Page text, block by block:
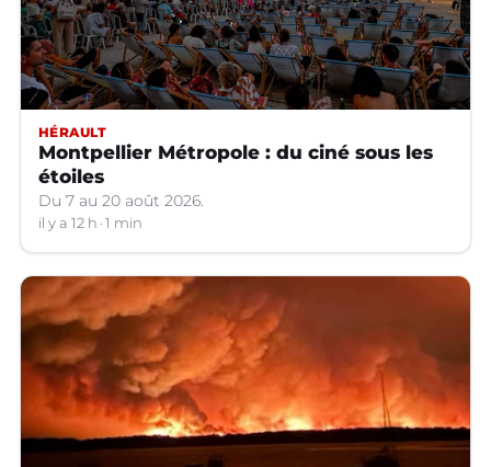
HÉRAULT
Montpellier Métropole : du ciné sous les
étoiles
Du 7 au 20 août 2026.
il y a 12 h 1 min